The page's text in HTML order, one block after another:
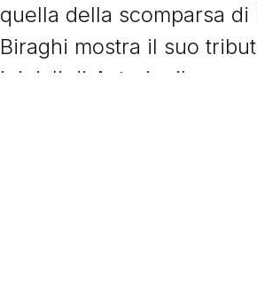
quella della scomparsa
Biraghi mostra il suo
iniziali di Astori e il suo